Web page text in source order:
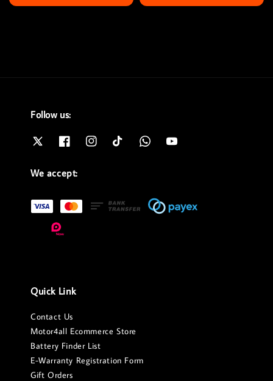
price
price
Follow us:
We accept:
Quick Link
Contact Us
Motor4all Ecommerce Store
Battery Finder List
E-Warranty Registration Form
Gift Orders